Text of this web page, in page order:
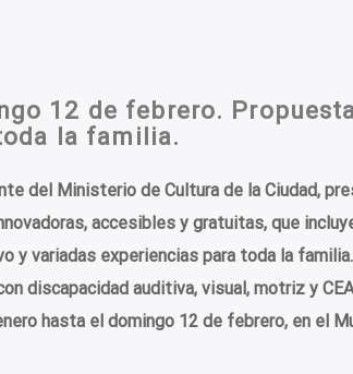
12 de febrero.
la familia.
del Ministerio de Cultura de la Ciudad,
accesibles y gratuitas, que
y variadas experiencias para toda la familia.
discapacidad auditiva, visual, motriz y CEA
hasta el domingo 12 de febrero, en el